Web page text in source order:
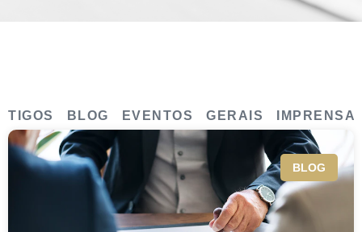
BLOG EVENTOS GERAIS IMPRENSA
BLOG